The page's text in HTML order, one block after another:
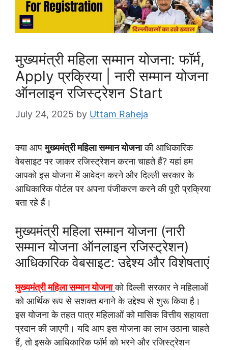
मुख्यमंत्री महिला सम्मान योजना: फॉर्म,
Apply प्रक्रिया | नारी सम्मान योजना
ऑनलाइन रजिस्ट्रेशन Start
July 24, 2025 by Uttam Raheja
क्या आपमुख्यमंत्री महिला सम्मान योजनाकी आधिकारिक
वेबसाइट पर जाकर रजिस्ट्रेशन करना चाहते हैं? यहां हम
आपको इस योजना में आवेदन करने और दिल्ली सरकार के
आधिकारिक पोर्टल पर अपना पंजीकरण करने की पूरी प्रक्रिया
बता रहे हैं।
मुख्यमंत्री महिला सम्मान योजना (नारी
सम्मान योजना ऑनलाइन रजिस्ट्रेशन)
आधिकारिक वेबसाइट: उद्देश्य और विशेषताएं
मुख्यमंत्री महिला सम्मान योजना को दिल्ली सरकार ने महिलाओं
को आर्थिक रूप से सशक्त बनाने के उद्देश्य से शुरू किया है।
इस योजना के तहत पात्र महिलाओं को मासिक वित्तीय सहायता
प्रदान की जाएगी। यदि आप इस योजना का लाभ उठाना चाहते
हैं, तो इसके आधिकारिक फॉर्म को भरने और रजिस्ट्रेशन